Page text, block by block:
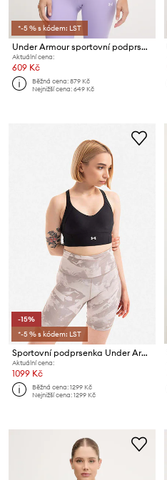
*-5 % s kódem: LST
Under Armour sportovní podprsenka Crossback Low
Aktuální cena:
609 Kč
Běžná cena:879 Kč
Nejnižší cena:649 Kč
-15%
*-5 % s kódem: LST
Sportovní podprsenka Under Armour Infinity Mid Rib Bra
Aktuální cena:
1099 Kč
Běžná cena:1299 Kč
Nejnižší cena:1299 Kč